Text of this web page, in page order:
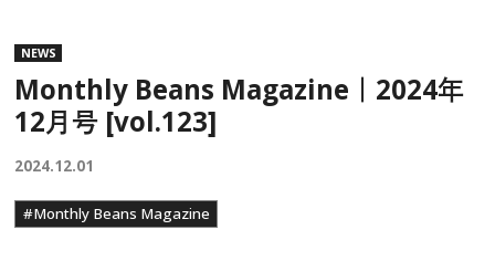
NEWS
Monthly Beans Magazine｜2024年
12月号 [vol.123]
2024.12.01
#Monthly Beans Magazine